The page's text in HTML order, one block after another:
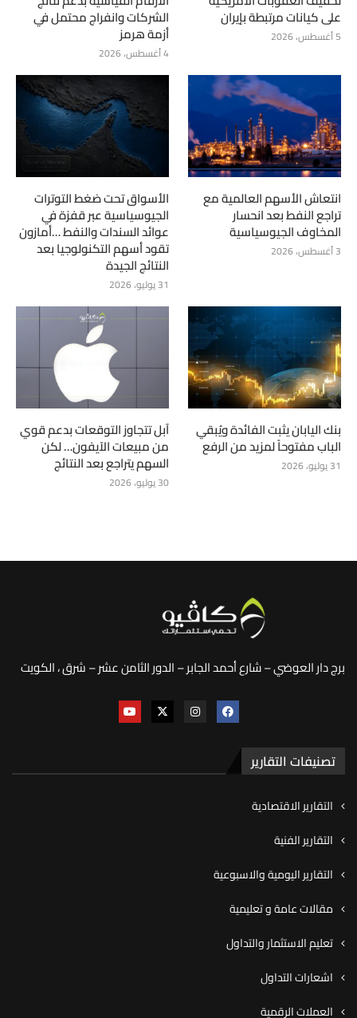
على كيانات مرتبطة بإيران
5 أغسطس، 2026
الشركات وانفراج محتمل في
أزمة هرمز
4 أغسطس، 2026
انتعاش الأسهم العالمية مع
تراجع النفط بعد انحسار
المخاوف الجيوسياسية
3 أغسطس، 2026
الأسواق تحت ضغط التوترات
الجيوسياسية عبر قفزة في
عوائد السندات والنفط …أمازون
تقود أسهم التكنولوجيا بعد
النتائج الجيدة
31 يوليو، 2026
بنك اليابان يثبت الفائدة ويُبقي
الباب مفتوحاً لمزيد من الرفع
31 يوليو، 2026
آبل تتجاوز التوقعات بدعم قوي
من مبيعات الآيفون… لكن
السهم يتراجع بعد النتائج
30 يوليو، 2026
برج دار العوضي – شارع أحمد الجابر – الدور الثامن عشر – شرق ، الكويت
تصنيفات التقارير
التقارير الاقتصادية
التقارير الفنية
التقارير اليومية والاسبوعية
مقالات عامة و تعليمية
تعليم الاستثمار والتداول
اشعارات التداول
العملات الرقمية